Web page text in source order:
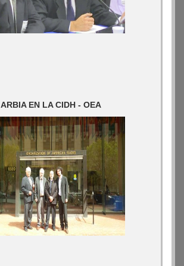
ARBIA EN LA CIDH - OEA